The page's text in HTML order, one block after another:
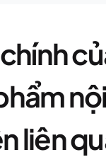
liên